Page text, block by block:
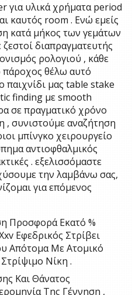
για υλικά χρήματα period
καυτός room . Ενώ εμείς
κατά μήκος των γεμάτων
διαπραγματευτής
ρολογιού , κάθε
πάροχος θέλω αυτό
παιχνίδι μας table stake
finding με smooth
σε πραγματικό χρόνο
, συνιστούμε αναζήτηση
μπίνγκο χειρουργείο
αντιοφθαλμικός
. εξελισσόμαστε
την λαμβάνω σας,
για επόμενος
Προσφορά Εκατό %
Εφεδρικός Στρίβει
Απότομα Με Ατομικό
Νίκη .
Και Θάνατος
Της Γέννηση ,